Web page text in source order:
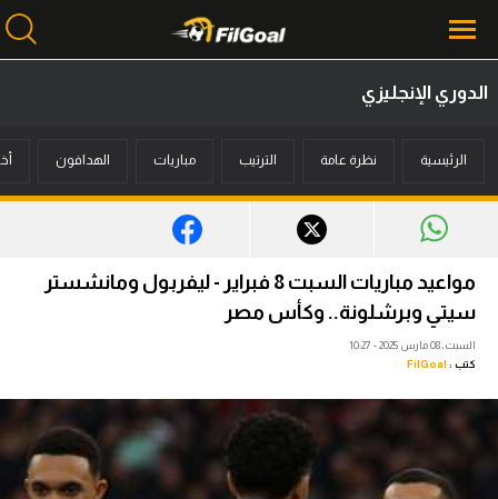
أخبار
ميركاتو
فانتازي في الجول
مسابقة التوقعات
عدسات
الدوري الإنجليزي
الرئيسية نظرة عامة الترتيب مباريات الهدافون
مواعيد مباريات السبت 8 فبراير - ليفربول ومانشستر
سيتي وبرشلونة.. وكأس مصر
السبت، 08 مارس 2025 - 10:27
كتب : FilGoal